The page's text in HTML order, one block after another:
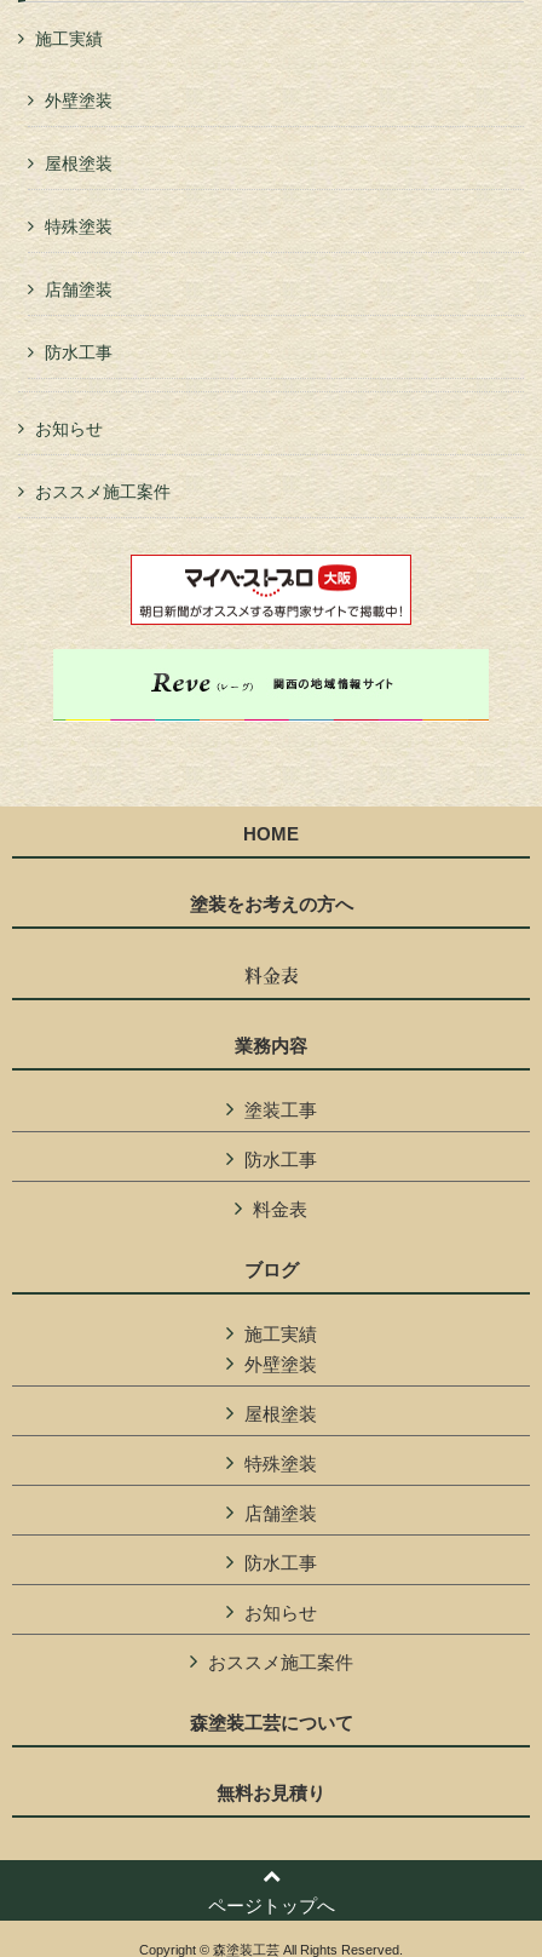
施工実績
外壁塗装
屋根塗装
特殊塗装
店舗塗装
防水工事
お知らせ
おススメ施工案件
HOME
塗装をお考えの方へ
料金表
業務内容
塗装工事
防水工事
料金表
ブログ
施工実績
外壁塗装
屋根塗装
特殊塗装
店舗塗装
防水工事
お知らせ
おススメ施工案件
森塗装工芸について
無料お見積り
ページトップへ
Copyright © 森塗装工芸 All Rights Reserved.